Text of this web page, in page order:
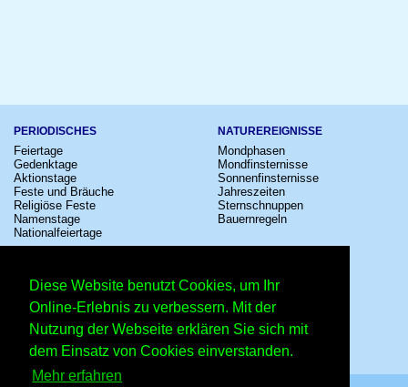
Diese Website benutzt Cookies, um Ihr
Online-Erlebnis zu verbessern. Mit der
Nutzung der Webseite erklären Sie sich mit
dem Einsatz von Cookies einverstanden.
Mehr erfahren
PERIODISCHES
Feiertage
Gedenktage
Aktionstage
Feste und Bräuche
Religiöse Feste
Namenstage
Nationalfeiertage
NATUREREIGNISSE
Mondphasen
Mondfinsternisse
Sonnenfinsternisse
Jahreszeiten
Sternschnuppen
Bauernregeln
Kinostarts
Festivals
Fußball
Comedy
Shows
Sternzeichen
Schalttage
Messen
Erinnerungen
Volksfeste